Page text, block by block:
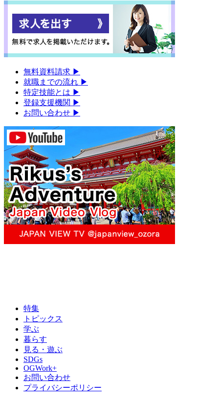
無料資料請求 ▶︎
就職までの流れ ▶︎
特定技能とは ▶︎
登録支援機関 ▶︎
お問い合わせ ▶︎
特集
トピックス
学ぶ
暮らす
見る・遊ぶ
SDGs
OGWork+
お問い合わせ
プライバシーポリシー